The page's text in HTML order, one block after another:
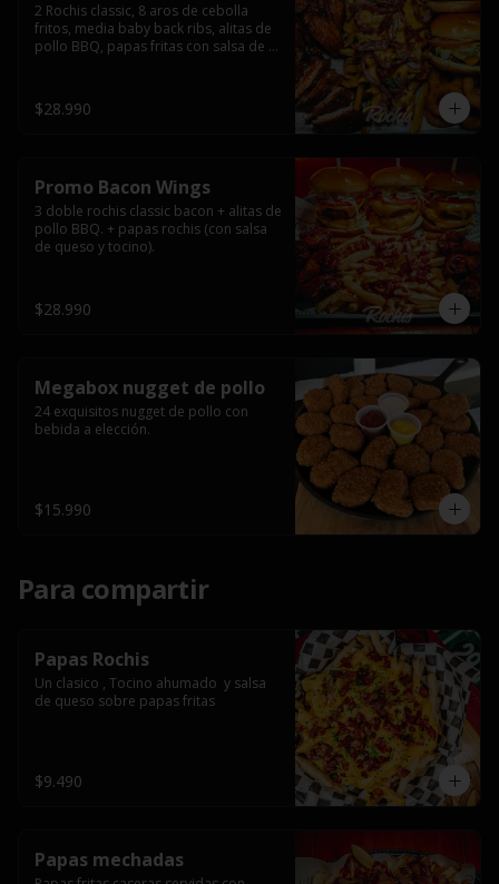
2 Rochis classic, 8 aros de cebolla
fritos, media baby back ribs, alitas de
pollo BBQ, papas fritas con salsa de
$28.990
Promo Bacon Wings
3 doble rochis classic bacon + alitas de
pollo BBQ. + papas rochis (con salsa
de queso y tocino).
$28.990
Megabox nugget de pollo
24 exquisitos nugget de pollo con
bebida a elección.
$15.990
Para compartir
Papas Rochis
Un clasico , Tocino ahumado  y salsa
de queso sobre papas fritas
$9.490
Papas mechadas